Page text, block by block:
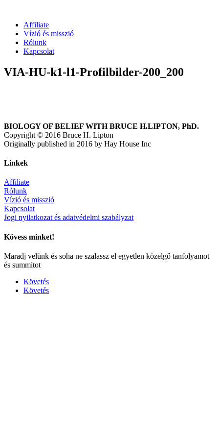
Affiliate
Vízió és misszió
Rólunk
Kapcsolat
VIA-HU-k1-l1-Profilbilder-200_200
BIOLOGY OF BELIEF WITH BRUCE H.LIPTON, PhD.
Copyright © 2016 Bruce H. Lipton
Originally published in 2016 by Hay House Inc
Linkek
Affiliate
Rólunk
Vízió és misszió
Kapcsolat
Jogi nyilatkozat és adatvédelmi szabályzat
Kövess minket!
Maradj velünk és soha ne szalassz el egyetlen közelgő tanfolyamot
és summitot
Követés
Követés